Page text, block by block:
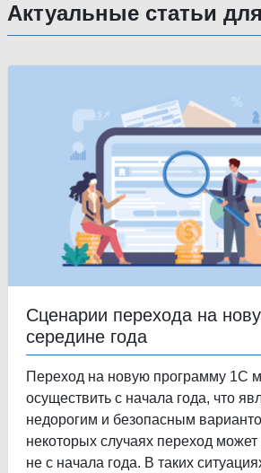
Актуальные статьи
Сценарии перехода на
середине года
Переход на новую программу 1С
осуществить с начала года, что
недорогим и безопасным
некоторых случаях переход может
не с начала года. В таких